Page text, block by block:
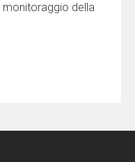
della